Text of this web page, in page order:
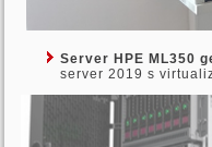
Server HPE ML350
server 2019 s